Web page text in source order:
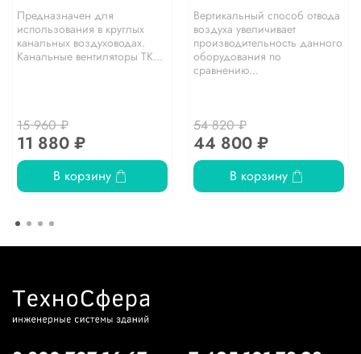
Предназначен для
использования в круглых
канальных воздуховодах.
Канальные вентиляторы TK...
15 960 ₽
11 880 ₽
В корзину
Вертикальный способ отвода
воздуха увеличивает
производительность данного
оборудования по
сравнению...
54 820 ₽
44 800 ₽
В корзину